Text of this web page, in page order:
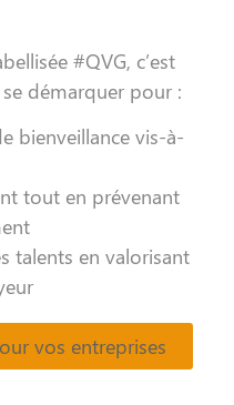
#QVG, c’est
démarquer pour :
bienveillance vis-à-
tout en prévenant
talents en valorisant
vos entreprises